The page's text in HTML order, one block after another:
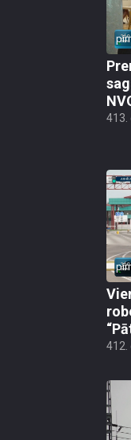
413.
412.